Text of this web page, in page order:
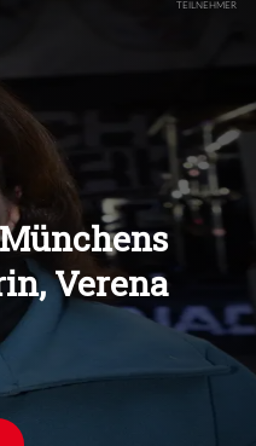
Überspringen
Überspringen